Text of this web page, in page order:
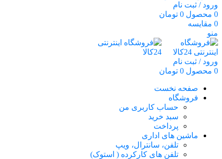
ورود / ثبت نام
0 محصول 0 تومان
0 مقایسه
منو
ورود / ثبت نام
0 محصول 0 تومان
صفحه نخست
فروشگاه
حساب کاربری من
سبد خرید
پرداخت
ماشین های اداری
تلفن، سانترال، ویپ
تلفن های کارکرده ( استوک)